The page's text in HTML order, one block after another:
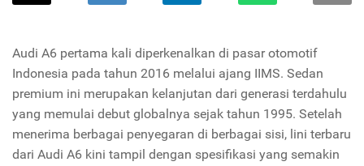
Audi A6 pertama kali diperkenalkan di pasar otomotif
Indonesia pada tahun 2016 melalui ajang IIMS. Sedan
premium ini merupakan kelanjutan dari generasi terdahulu
yang memulai debut globalnya sejak tahun 1995. Setelah
menerima berbagai penyegaran di berbagai sisi, lini terbaru
dari Audi A6 kini tampil dengan spesifikasi yang semakin